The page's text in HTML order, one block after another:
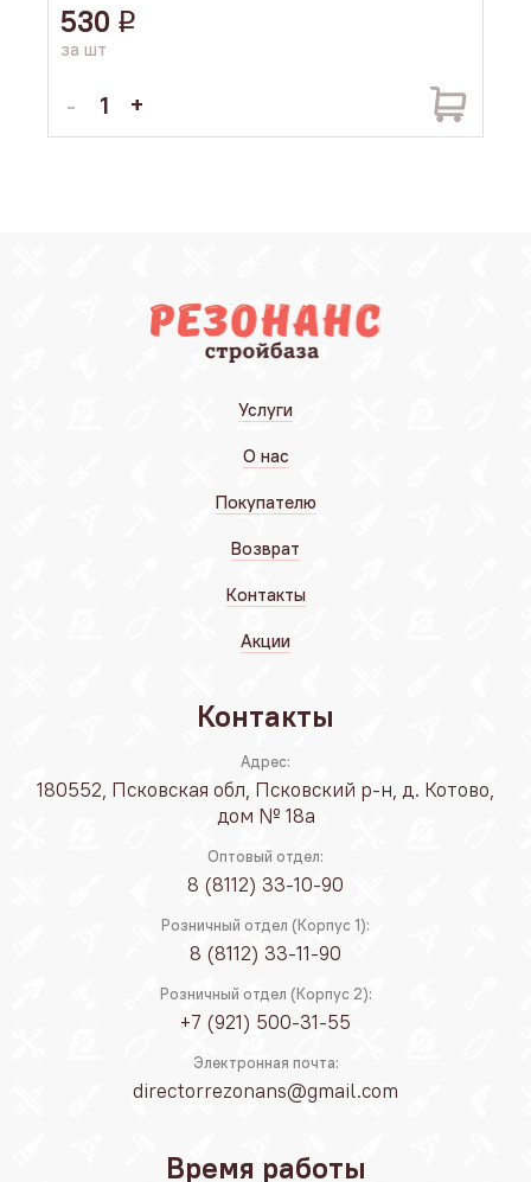
530 q
за шт
Услуги
О нас
Покупателю
Возврат
Контакты
Акции
Контакты
Адрес:
180552, Псковская обл, Псковский р-н, д. Котово,
дом № 18а
Оптовый отдел:
8 (8112) 33-10-90
Розничный отдел (Корпус 1):
8 (8112) 33-11-90
Розничный отдел (Корпус 2):
+7 (921) 500-31-55
Электронная почта:
directorrezonans@gmail.com
Время работы